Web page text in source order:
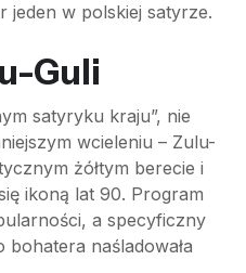
jeden w polskiej satyrze.
Guli
satyryku kraju”, nie
wcieleniu – Zulu-
żółtym berecie i
ikoną lat 90. Program
a specyficzny
bohatera naśladowała